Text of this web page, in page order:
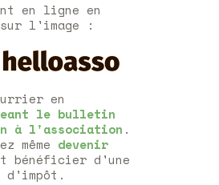
en ligne en
l'image :
en
le bulletin
à l'association .
même devenir
bénéficier d'une
d'impôt.